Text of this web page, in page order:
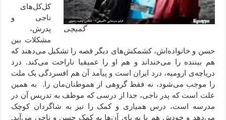
گمیچی
کل‌کل‌های
ناجی و
پدرش،
مشکلات بین
حسن و خانواده‌اش،‌ کشمکش‌های دیگر قصه را تشکیل می‌دهند که
هم بیننده را می‌خنداند و هم او را عمیقیا ناراحت می‌کند. درد
دریاچه‌ی ارومیه، درد ایران است و پیآمد آن هم افسردگی یک ملت
را موجب می‌شود، نه فقط گروهی از هموطنان‌مان را. به همین
علت است که پدر ناجی، جدا از درسی که موظف به تدریس آن در
مدرسه است، درس همیاری و کمک را نیز به شاگردان کوچک
می‌دهد و خودش هم پا به پای آن‌ها به کمک حسن و ناجی می‌آید.